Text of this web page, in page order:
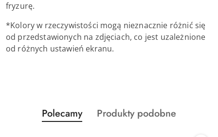
fryzurę.
*Kolory w rzeczywistości mogą nieznacznie różnić się
od przedstawionych na zdjęciach, co jest uzależnione
od różnych ustawień ekranu.
Pomiń karuzelę produktów
Produkty
o
Polecamy
Produkty
Produkty podobne